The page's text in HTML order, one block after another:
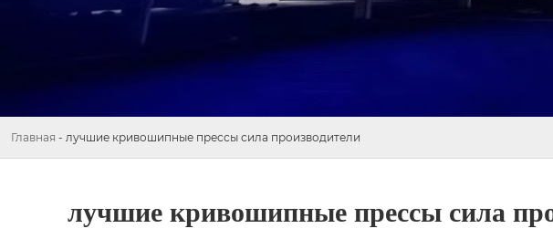
Главная - лучшие кривошипные прессы сила производители
лучшие кривошипные прессы сила